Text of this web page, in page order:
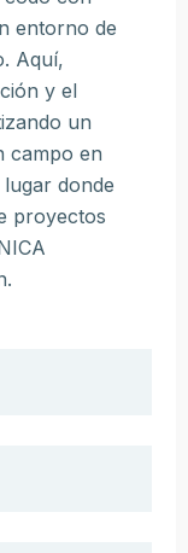
entorno de
Aquí,
y el
un
campo en
donde
proyectos